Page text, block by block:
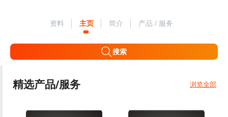
资料 主页 简介 产品 / 服务
搜索
精选产品/服务 浏览全部